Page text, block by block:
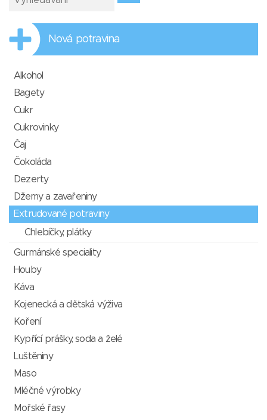
Nová potravina
Alkohol
Bagety
Cukr
Cukrovinky
Čaj
Čokoláda
Dezerty
Džemy a zavařeniny
Extrudované potraviny
Chlebíčky, plátky
Gurmánské speciality
Houby
Káva
Kojenecká a dětská výživa
Koření
Kypřící prášky, soda a želé
Luštěniny
Maso
Mléčné výrobky
Mořské řasy